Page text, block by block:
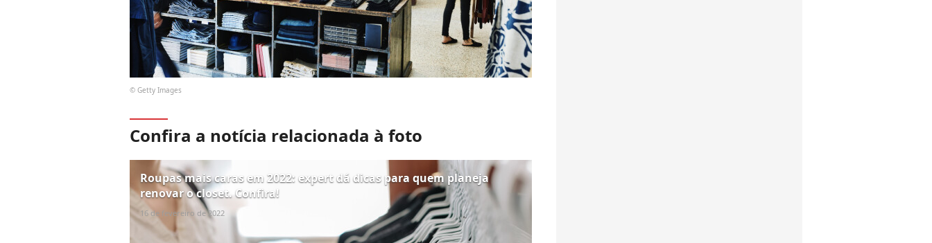
© Getty Images
Confira a notícia relacionada à foto
Roupas mais caras em 2022: expert dá dicas para quem planeja
renovar o closet. Confira!
16 de fevereiro de 2022